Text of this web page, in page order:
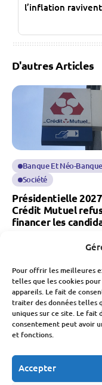
Pour offrir les meilleures
telles que les cookies
appareils. Le fait de
traiter des données telles
uniques sur ce site. Le fait
consentement peut avoir
et fonctions.
Accepter
l’inflation
D'autres Articles
Banque Et Néo-Banque
Société
Présidentielle
Crédit Mutuel
financer les
Incendies 2026 : une
facture qui s’élève